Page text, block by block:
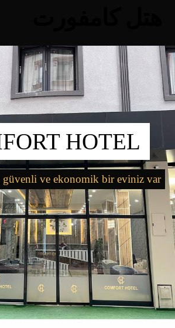
HOTEL
ve ekonomik bir eviniz var!